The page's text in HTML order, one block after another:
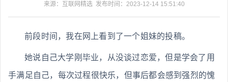
来源：互联网精选 发布时间： 2023-12-14 15:51:40
前段时间，我在网上看到了一个姐妹的投稿。
她说自己大学刚毕业，从没谈过恋爱，但是学会了用
手满足自己，每次过程很快乐，但事后都会感到强烈的愧